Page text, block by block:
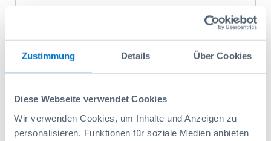
Zustimmung Details Über Cookies
Diese Webseite verwendet Cookies
Wir verwenden Cookies, um Inhalte und Anzeigen zu
personalisieren, Funktionen für soziale Medien anbieten
SWF Nissan NV200,10,2725 (2/4)
Ajouter au panier